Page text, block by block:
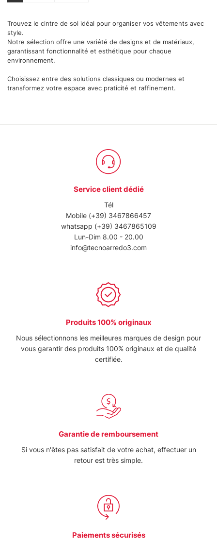
modificare o ritirare il tuo consenso in qualsiasi momento
dalla Dichiarazione sui cookie.
Utilizziamo i cookie per personalizzare contenuti ed
analizzare il nostro traffico. Condividiamo inoltre
informazioni sul modo in cui utilizza il nostro sito con i
con altre informazioni che ha fornito loro o che hanno
Trouvez le cintre de sol idéal pour organiser vos vêtements avec
style.
Notre sélection offre une variété de designs et de matériaux,
garantissant fonctionnalité et esthétique pour chaque
environnement.
Choisissez entre des solutions classiques ou modernes et
transformez votre espace avec praticité et raffinement.
Service client dédié
Tél
Mobile (+39) 3467866457
whatsapp (+39) 3467865109
Lun-Dim 8.00 - 20.00
info@tecnoarredo3.com
Produits 100% originaux
Nous sélectionnons les meilleures marques de design pour
vous garantir des produits 100% originaux et de qualité
certifiée.
Garantie de remboursement
Si vous n'êtes pas satisfait de votre achat, effectuer un
retour est très simple.
Paiements sécurisés